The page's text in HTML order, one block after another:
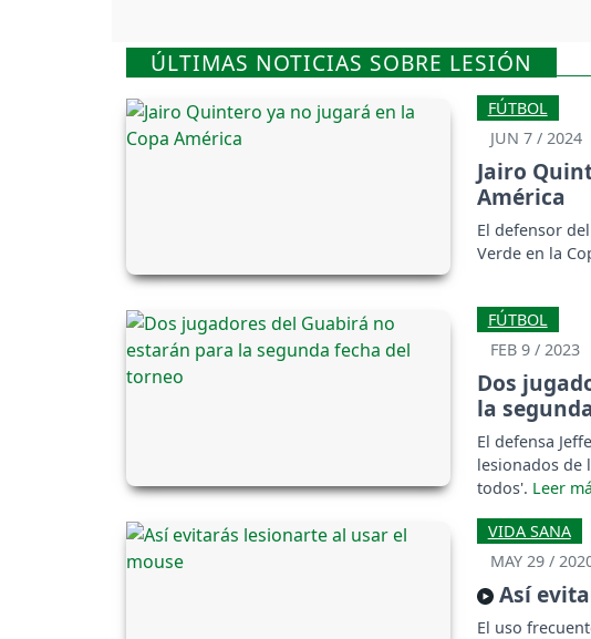
ÚLTIMAS NOTICIAS SOBRE LESIÓN
FÚTBOL
JUN 7 / 2024
Jairo
América
El defensor
Verde en la
FÚTBOL
FEB 9 / 2023
Dos
la
El defensa
lesionados de
todos'.
VIDA SANA
MAY 29 /
Así
El uso